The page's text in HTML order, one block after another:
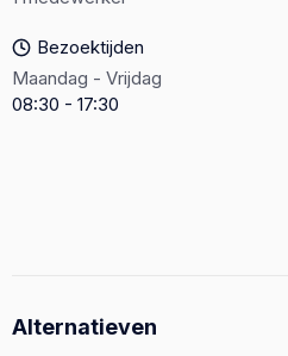
Bezoektijden
Maandag - Vrijdag
08:30 - 17:30
Alternatieven